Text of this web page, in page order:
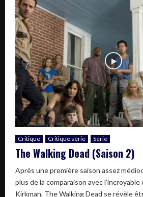
Critique Critique série Série
The Walking Dead (Saison 2)
Après une première saison assez
plus de la comparaison avec
Kirkman, The Walking Dead se révèle